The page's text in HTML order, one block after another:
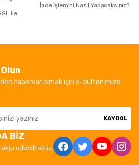
ile
İade İşlemini Nasıl Yapacaksınız?
haberdar olmak için e-bültenimize
KAYDOL
BİZ
edebilirsiniz.